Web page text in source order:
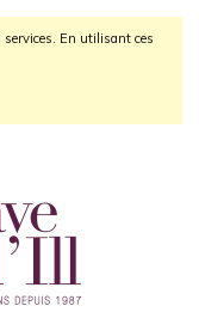
En utilisant ces